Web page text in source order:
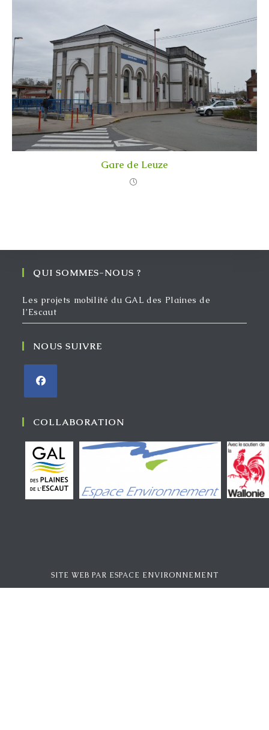
Gare de Leuze
QUI SOMMES-NOUS ?
Les projets mobilité du GAL des Plaines de
l’Escaut
NOUS SUIVRE
dans
nouvel
onglet
COLLABORATION
SITE WEB PAR ESPACE ENVIRONNEMENT